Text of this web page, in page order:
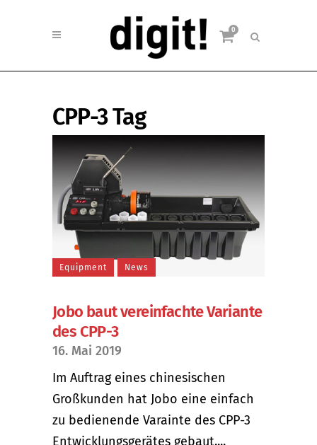
0
CPP-3 Tag
Equipment News
Jobo baut vereinfachte Variante
des CPP-3
16. Mai 2019
Im Auftrag eines chinesischen
Großkunden hat Jobo eine einfach
zu bedienende Varainte des CPP-3
Entwicklungsgerätes gebaut....